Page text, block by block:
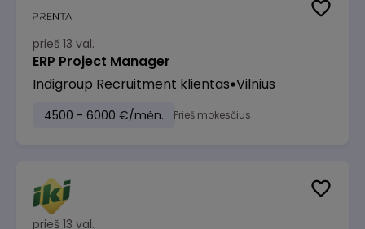
prieš 13 val.
ERP Project Manager
Indigroup Recruitment klientas Vilnius
4500 - 6000 €/mėn. Prieš mokesčius
prieš 13 val.